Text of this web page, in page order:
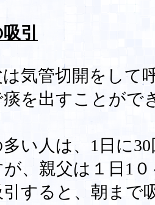
引
は気管切開をして
を出すことがで
い人は、1日に
、親父は１日1
引すると、朝まで